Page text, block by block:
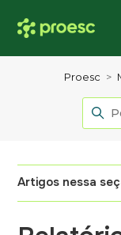
Proesc
Artigos nessa